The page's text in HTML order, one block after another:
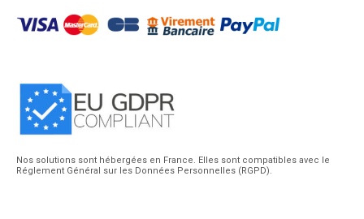
Nos solutions sont hébergées en France. Elles sont compatibles avec le
Réglement Général sur les Données Personnelles (RGPD).